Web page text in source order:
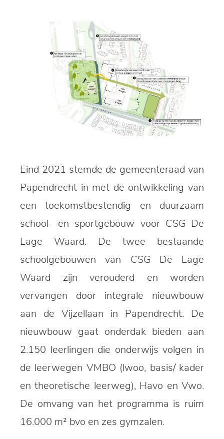
Eind 2021 stemde de gemeenteraad van
Papendrecht in met de ontwikkeling van
een toekomstbestendig en duurzaam
school- en sportgebouw voor CSG De
Lage Waard. De twee bestaande
schoolgebouwen van CSG De Lage
Waard zijn verouderd en worden
vervangen door integrale nieuwbouw
aan de Vijzellaan in Papendrecht. De
nieuwbouw gaat onderdak bieden aan
2.150 leerlingen die onderwijs volgen in
de leerwegen VMBO (lwoo, basis/ kader
en theoretische leerweg), Havo en Vwo.
De omvang van het programma is ruim
16.000 m² bvo en zes gymzalen.